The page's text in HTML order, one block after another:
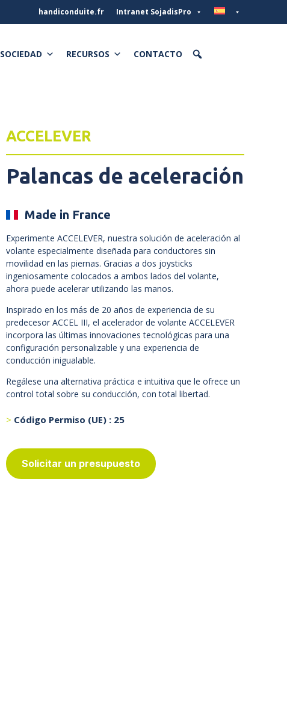
handiconduite.fr Intranet SojadisPro
SOCIEDAD RECURSOS CONTACTO
ACCELEVER
Palancas de aceleración
Made in France
Experimente ACCELEVER, nuestra solución de aceleración al
volante especialmente diseñada para conductores sin
movilidad en las piernas. Gracias a dos joysticks
ingeniosamente colocados a ambos lados del volante,
ahora puede acelerar utilizando las manos.
Inspirado en los más de 20 años de experiencia de su
predecesor ACCEL III, el acelerador de volante ACCELEVER
incorpora las últimas innovaciones tecnológicas para una
configuración personalizable y una experiencia de
conducción inigualable.
Regálese una alternativa práctica e intuitiva que le ofrece un
control total sobre su conducción, con total libertad.
Código Permiso (UE) : 25
Solicitar un presupuesto